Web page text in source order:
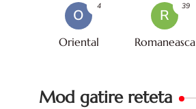
O
Oriental
4
R
Romaneasca
39
Mod gatire reteta